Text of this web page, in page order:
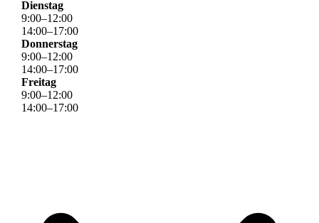
Dienstag
9:00–12:00
14:00–17:00
Donnerstag
9:00–12:00
14:00–17:00
Freitag
9:00–12:00
14:00–17:00